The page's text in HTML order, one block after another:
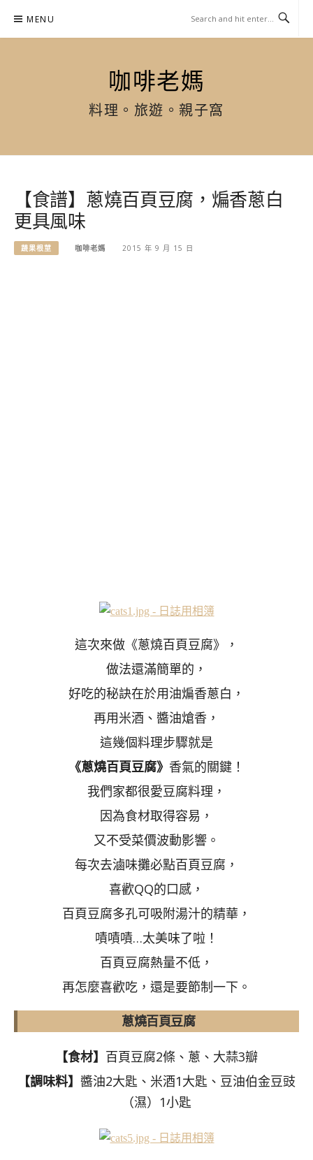
content
MENU
咖啡老媽
料理。旅遊。親子窩
【食譜】蔥燒百頁豆腐，煸香蔥白
更具風味
蔬果根莖 咖啡老媽 2015 年 9 月 15 日
這次來做《蔥燒百頁豆腐》，
做法還滿簡單的，
好吃的秘訣在於用油煸香蔥白，
再用米酒、醬油熗香，
這幾個料理步驟就是
《蔥燒百頁豆腐》 香氣的關鍵！
我們家都很愛豆腐料理，
因為食材取得容易，
又不受菜價波動影響。
每次去滷味攤必點百頁豆腐，
喜歡QQ的口感，
百頁豆腐多孔可吸附湯汁的精華，
嘖嘖嘖…太美味了啦！
百頁豆腐熱量不低，
再怎麼喜歡吃，還是要節制一下。
蔥燒百頁豆腐
【食材】 百頁豆腐2條、蔥、大蒜3瓣
【調味料】 醬油2大匙、米酒1大匙、豆油伯金豆豉
（濕）1小匙